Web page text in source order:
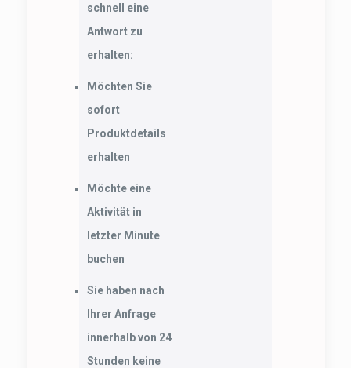
schnell eine
Antwort zu
erhalten:
Möchten Sie
sofort
Produktdetails
erhalten
Möchte eine
Aktivität in
letzter Minute
buchen
Sie haben nach
Ihrer Anfrage
innerhalb von 24
Stunden keine